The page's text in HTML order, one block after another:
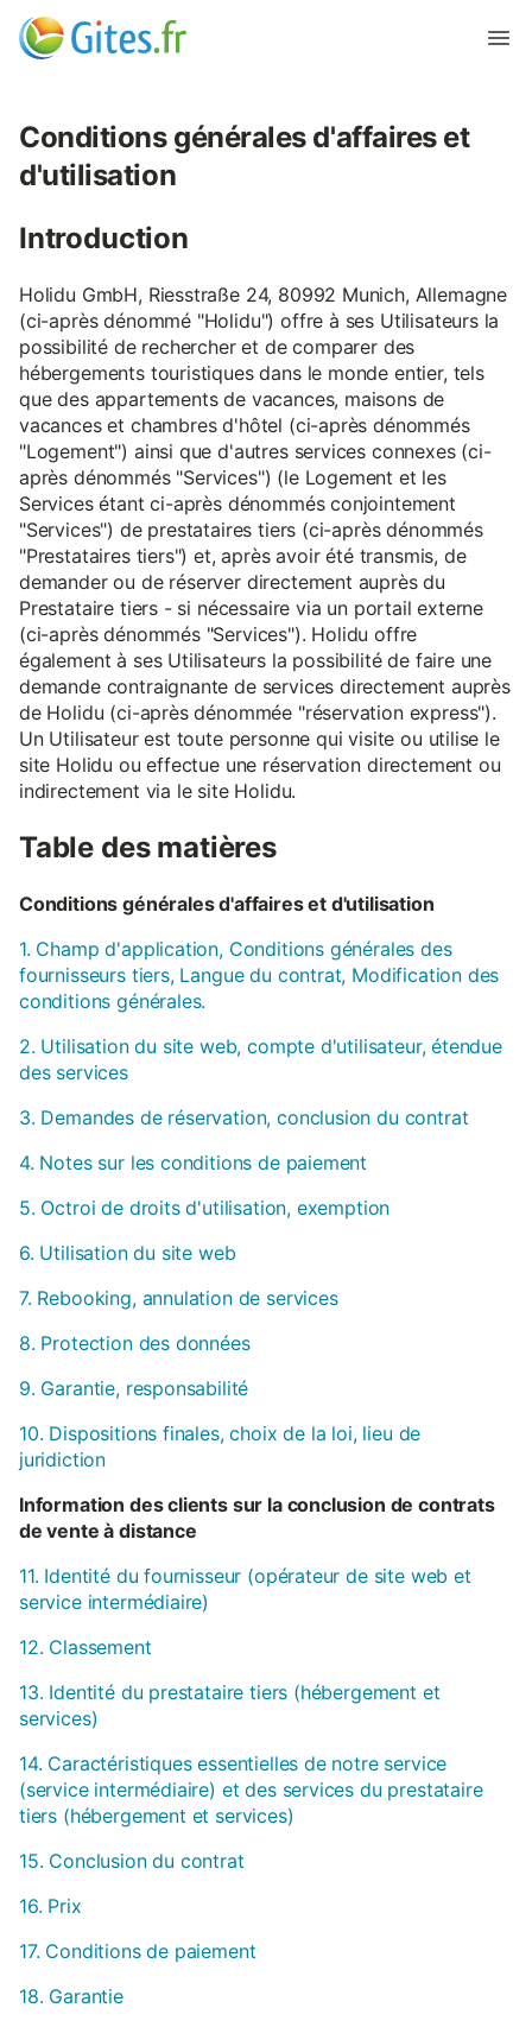
Conditions générales d'affaires et
d'utilisation
Introduction
Holidu GmbH, Riesstraße 24, 80992 Munich, Allemagne
(ci-après dénommé "Holidu") offre à ses Utilisateurs la
possibilité de rechercher et de comparer des
hébergements touristiques dans le monde entier, tels
que des appartements de vacances, maisons de
vacances et chambres d'hôtel (ci-après dénommés
"Logement") ainsi que d'autres services connexes (ci-
après dénommés "Services") (le Logement et les
Services étant ci-après dénommés conjointement
"Services") de prestataires tiers (ci-après dénommés
"Prestataires tiers") et, après avoir été transmis, de
demander ou de réserver directement auprès du
Prestataire tiers - si nécessaire via un portail externe
(ci-après dénommés "Services"). Holidu offre
également à ses Utilisateurs la possibilité de faire une
demande contraignante de services directement auprès
de Holidu (ci-après dénommée "réservation express").
Un Utilisateur est toute personne qui visite ou utilise le
site Holidu ou effectue une réservation directement ou
indirectement via le site Holidu.
Table des matières
Conditions générales d'affaires et d'utilisation
1. Champ d'application, Conditions générales des
fournisseurs tiers, Langue du contrat, Modification des
conditions générales.
2. Utilisation du site web, compte d'utilisateur, étendue
des services
3. Demandes de réservation, conclusion du contrat
4. Notes sur les conditions de paiement
5. Octroi de droits d'utilisation, exemption
6. Utilisation du site web
7. Rebooking, annulation de services
8. Protection des données
9. Garantie, responsabilité
10. Dispositions finales, choix de la loi, lieu de
juridiction
Information des clients sur la conclusion de contrats
de vente à distance
11. Identité du fournisseur (opérateur de site web et
service intermédiaire)
12. Classement
13. Identité du prestataire tiers (hébergement et
services)
14. Caractéristiques essentielles de notre service
(service intermédiaire) et des services du prestataire
tiers (hébergement et services)
15. Conclusion du contrat
16. Prix
17. Conditions de paiement
18. Garantie